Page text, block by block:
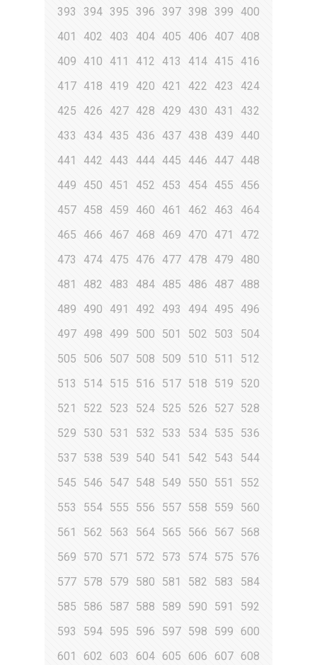
393 394 395 396 397 398 399
400
401
402 403 404 405 406 407 408
409
410 411 412 413 414 415
416
417 418 419 420 421 422 423
424
425
426 427 428 429 430 431
432
433
434 435 436 437 438 439
440
441
442 443 444 445 446 447 448
449
450 451 452 453 454 455
456
457 458 459 460 461 462 463
464
465
466 467 468 469 470 471
472
473
474 475 476 477 478 479
480
481
482 483 484 485 486 487 488
489
490 491 492 493 494 495
496
497 498 499 500 501 502 503
504
505
506 507 508 509 510 511
512
513
514 515 516 517 518 519
520
521
522 523 524 525 526 527 528
529
530 531 532 533 534 535
536
537 538 539 540 541 542 543
544
545
546 547 548 549 550 551
552
553
554 555 556 557 558 559
560
561
562 563 564 565 566 567 568
569
570 571 572 573 574 575
576
577 578 579 580 581 582 583
584
585
586 587 588 589 590 591
592
593
594 595 596 597 598 599
600
601
602 603 604 605 606 607 608